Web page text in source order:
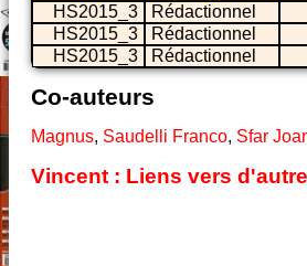
HS2015_3
Rédactionnel
HS2015_3
Rédactionnel
HS2015_3
Rédactionnel
Co-auteurs
Magnus, Saudelli Franco, Sfar
Vincent : Liens vers